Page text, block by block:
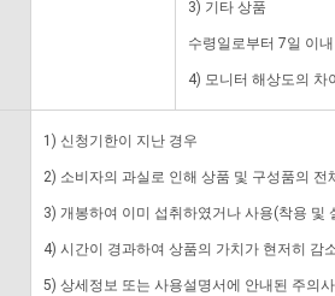
3) 기타 상품
수령일로부터 7일 이
4) 모니터 해상도의 차
1) 신청기한이 지난 경우
2) 소비자의 과실로 인해 상품 및 구성품의
3) 개봉하여 이미 섭취하였거나 사용(착용 및
4) 시간이 경과하여 상품의 가치가 현저히 감
5) 상세정보 또는 사용설명서에 안내된 주의